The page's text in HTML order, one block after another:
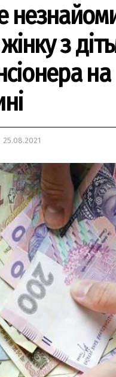
з
на
25.08.2021